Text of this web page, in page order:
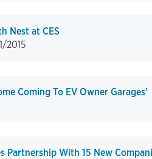
Nest at CES
2015
Coming To EV Owner Garages'
Partnership With 15 New